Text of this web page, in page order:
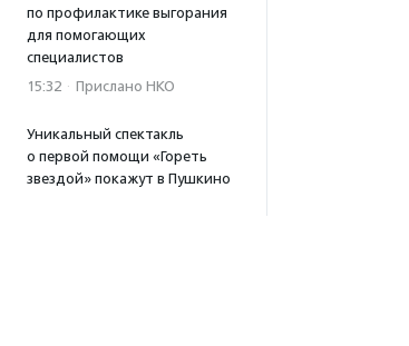
по профилактике выгорания
для помогающих
специалистов
15:32 · Прислано НКО
Уникальный спектакль
о первой помощи «Гореть
звездой» покажут в Пушкино